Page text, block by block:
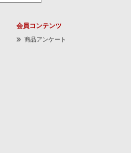
会員コンテンツ
商品アンケート